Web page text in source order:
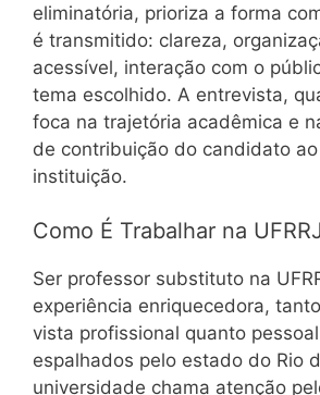
eliminatória, prioriza a forma
é transmitido: clareza,
acessível, interação com o
tema escolhido. A entrevista,
foca na trajetória acadêmica e
de contribuição do candidato
instituição.
Como É Trabalhar na UFRRJ
Ser professor substituto na
experiência enriquecedora,
vista profissional quanto
espalhados pelo estado do Rio
universidade chama atenção